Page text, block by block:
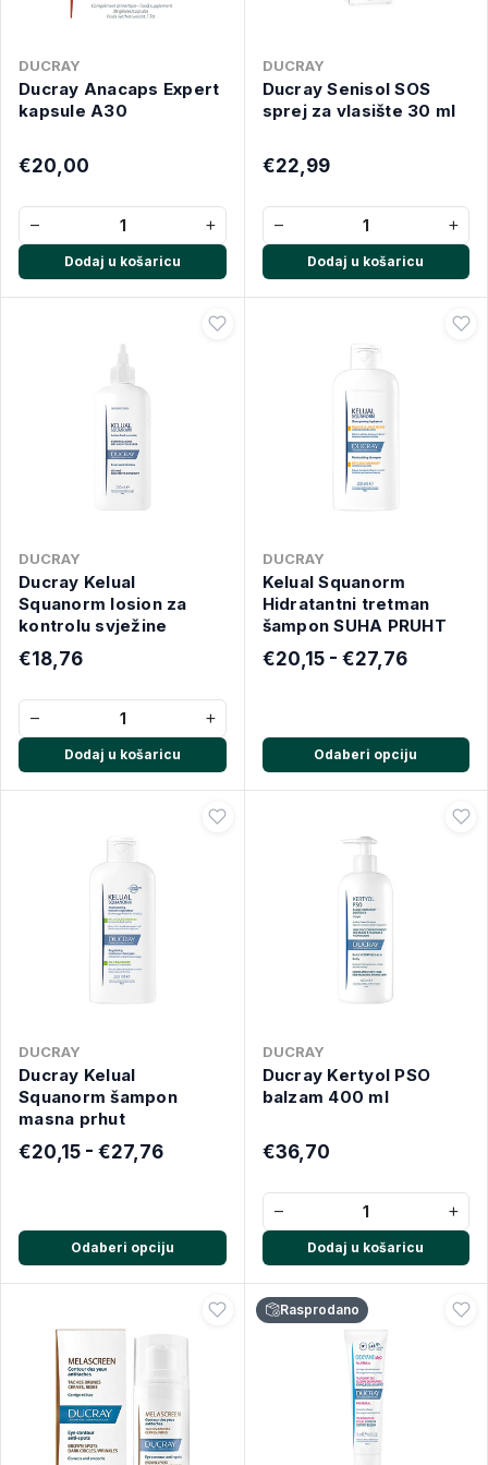
DUCRAY
Ducray Anacaps Expert
kapsule A30
€20,00
− +
Dodaj u košaricu
DUCRAY
Ducray Senisol SOS
sprej za vlasište 30 ml
€22,99
− +
Dodaj u košaricu
DUCRAY
Ducray Kelual
Squanorm losion za
kontrolu svježine
€18,76
− +
Dodaj u košaricu
DUCRAY
Kelual Squanorm
Hidratantni tretman
šampon SUHA PRUHT
€20,15 - €27,76
Odaberi opciju
DUCRAY
Ducray Kelual
Squanorm šampon
masna prhut
€20,15 - €27,76
Odaberi opciju
DUCRAY
Ducray Kertyol PSO
balzam 400 ml
€36,70
− +
Dodaj u košaricu
Rasprodano